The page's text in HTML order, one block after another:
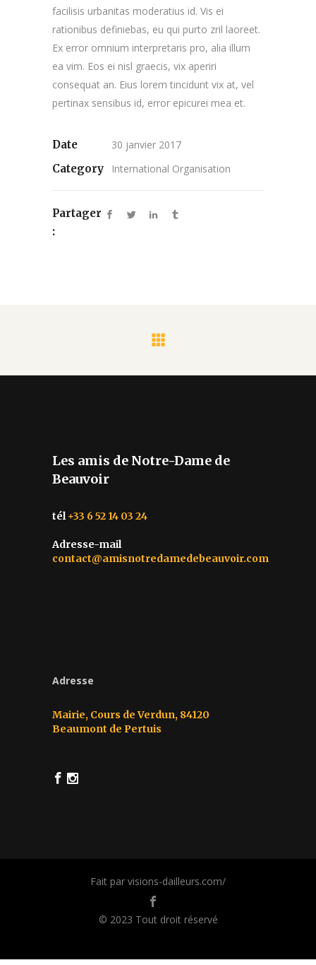
facilisis urbanitas moderatius id. Vis ei
rationibus definiebas, eu qui purto zril laoreet.
Ex error omnium interpretaris pro, alia illum
ea vim. Eos ei nisl graecis, vix aperiri
consequat an. Eius lorem tincidunt vix at, vel
pertinax sensibus id, error epicurei mea et.
Date
30 janvier 2017
Category
International Organisation
Partager
:
Les amis de Notre-Dame de
Beauvoir
tél +33 6 52 14 03 24
Adresse-mail
contact@amisnotredamedebeauvoir.com
Adresse
Mairie, Cours de Verdun, 84120
Beaumont de Pertuis
Fait par visions-dailleurs.com/
© 2023 Tout droit réservé